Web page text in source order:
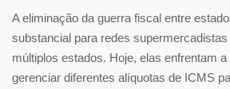
A eliminação da guerra fiscal entre
substancial para redes
múltiplos estados. Hoje, elas enfrentam
gerenciar diferentes alíquotas de ICMS